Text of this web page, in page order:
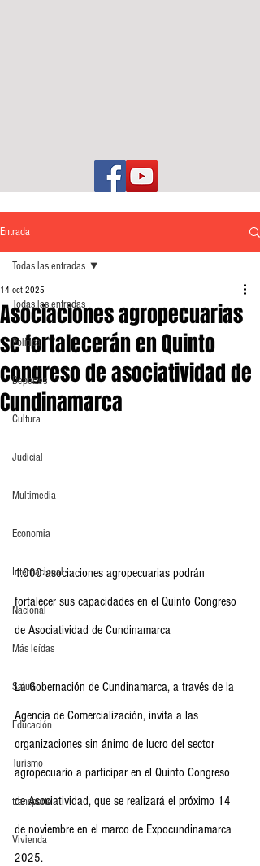
Entrada
Todas las entradas
Política
Deportes
Cultura
Judicial
Multimedia
Economia
Internacional
Nacional
Más leídas
Salud
Educación
Turismo
transporte
Vivienda
Todas las entradas
Asociaciones agropecuarias
se fortalecerán en Quinto
congreso de asociatividad de
Cundinamarca
14 oct 2025
1.000 asociaciones agropecuarias podrán
fortalecer sus capacidades en el Quinto Congreso
de Asociatividad de Cundinamarca
La Gobernación de Cundinamarca, a través de la
Agencia de Comercialización, invita a las
organizaciones sin ánimo de lucro del sector
agropecuario a participar en el Quinto Congreso
de Asociatividad, que se realizará el próximo 14
de noviembre en el marco de Expocundinamarca
2025.